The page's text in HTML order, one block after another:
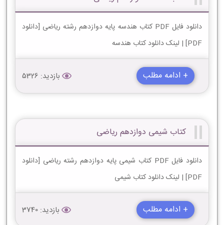
دانلود فایل PDF کتاب هندسه پایه دوازدهم رشته ریاضی [دانلود
PDF] | لینک دانلود کتاب هندسه
+ ادامه مطلب بازدید: 5326
کتاب شیمی دوازدهم ریاضی
دانلود فایل PDF کتاب شیمی پایه دوازدهم رشته ریاضی [دانلود
PDF] | لینک دانلود کتاب شیمی
+ ادامه مطلب بازدید: 3740